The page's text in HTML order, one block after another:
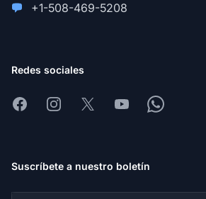
+1-508-469-5208
Redes sociales
FacebookInstagram
X YoutubeWhatsapp
Suscríbete a nuestro boletín